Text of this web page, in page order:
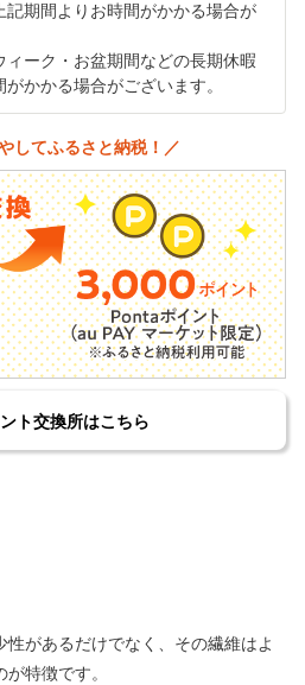
記期間よりお時間がかかる場合が
ーク・お盆期間などの長期休暇
かかる場合がございます。
してふるさと納税！／
ト交換所はこちら
があるだけでなく、その繊維はよ
特徴です。